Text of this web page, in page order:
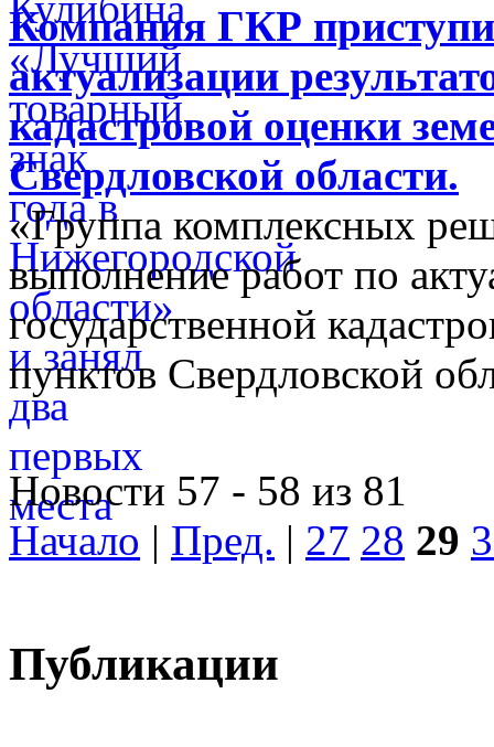
Компания ГКР
актуализации
кадастровой оценки
Свердловской области.
«Группа комплексных
выполнение работ по
государственной
пунктов Свердловской
Новости 57 - 58 из 81
Начало | Пред. | 27 28 29
Публикации